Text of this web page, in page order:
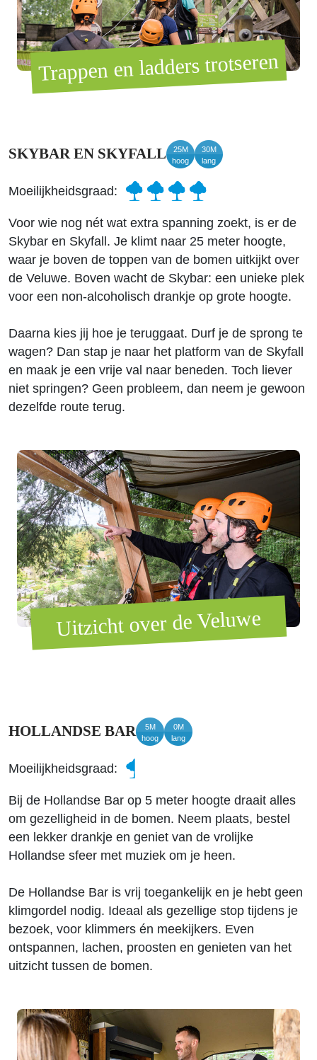
Trappen en ladders trotseren
SKYBAR EN SKYFALL
25M
hoog
30M
lang
Moeilijkheidsgraad:
Voor wie nog nét wat extra spanning zoekt, is er de
Skybar en Skyfall. Je klimt naar 25 meter hoogte,
waar je boven de toppen van de bomen uitkijkt over
de Veluwe. Boven wacht de Skybar: een unieke plek
voor een non-alcoholisch drankje op grote hoogte.
Daarna kies jij hoe je teruggaat. Durf je de sprong te
wagen? Dan stap je naar het platform van de Skyfall
en maak je een vrije val naar beneden. Toch liever
niet springen? Geen probleem, dan neem je gewoon
dezelfde route terug.
Uitzicht over de Veluwe
HOLLANDSE BAR
5M
hoog
0M
lang
Moeilijkheidsgraad:
Bij de Hollandse Bar op 5 meter hoogte draait alles
om gezelligheid in de bomen. Neem plaats, bestel
een lekker drankje en geniet van de vrolijke
Hollandse sfeer met muziek om je heen.
De Hollandse Bar is vrij toegankelijk en je hebt geen
klimgordel nodig. Ideaal als gezellige stop tijdens je
bezoek, voor klimmers én meekijkers. Even
ontspannen, lachen, proosten en genieten van het
uitzicht tussen de bomen.